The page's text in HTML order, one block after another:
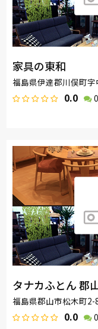
家具の東和
福島県伊達郡川俣町字
0.0 0
タナカふとん 郡
福島県郡山市松木町
0.0 0